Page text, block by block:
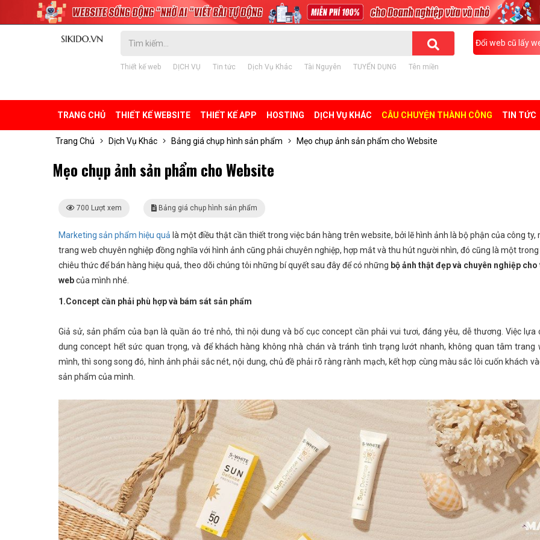
Thiết kế web DỊCH VỤ Tin tức Dịch Vụ Khác Tài Nguyên TUYỂN DỤNG Tên miền
Đổi web cũ lấy
TRANG CHỦ THIẾT KẾ WEBSITE THIẾT KẾ APP HOSTING DỊCH VỤ KHÁC CÂU CHUYỆN THÀNH CÔNG TIN TỨC
Trang Chủ Dịch Vụ Khác Bảng giá chụp hình sản phẩm Mẹo chụp ảnh sản phẩm cho Website
Mẹo chụp ảnh sản phẩm cho Website
700 Lượt xem Bảng giá chụp hình sản phẩm
Marketing sản phẩm hiệu quả là một điều thật cần thiết trong việc bán hàng trên website, bởi lẽ hình ảnh là bộ phận của công ty,
trang web chuyên nghiệp đồng nghĩa với hình ảnh cũng phải chuyên nghiệp, hợp mắt và thu hút người nhìn, đó cũng là một
chiêu thức để bán hàng hiệu quả, theo dõi chúng tôi những bí quyết sau đây để có những bộ ảnh thật đẹp và chuyên nghiệp
webcủa mình nhé.
1.Concept cần phải phù hợp và bám sát sản phẩm
Giả sử, sản phẩm của bạn là quần áo trẻ nhỏ, thì nội dung và bố cục concept cần phải vui tươi, đáng yêu, dễ thương. Việc lựa
dung concept hết sức quan trọng, và để khách hàng không nhà chán và tránh tình trạng lướt nhanh, không quan tâm trang
mình, thì song song đó, hình ảnh phải sắc nét, nội dung, chủ đề phải rõ ràng rành mạch, kết hợp cùng màu sắc lôi cuốn khách
sản phẩm của mình.
Bận “Bù Đầu” Với Con Cái Và Công Việc
thêm “1 chi nhánh MỚI”
mù tịt về công nghệ